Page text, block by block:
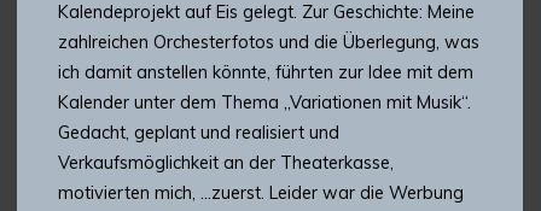
Kalendeprojekt auf Eis gelegt. Zur Geschichte: Meine
zahlreichen Orchesterfotos und die Überlegung, was
ich damit anstellen könnte, führten zur Idee mit dem
Kalender unter dem Thema „Variationen mit Musik“.
Gedacht, geplant und realisiert und
Verkaufsmöglichkeit an der Theaterkasse,
motivierten mich, …zuerst. Leider war die Werbung